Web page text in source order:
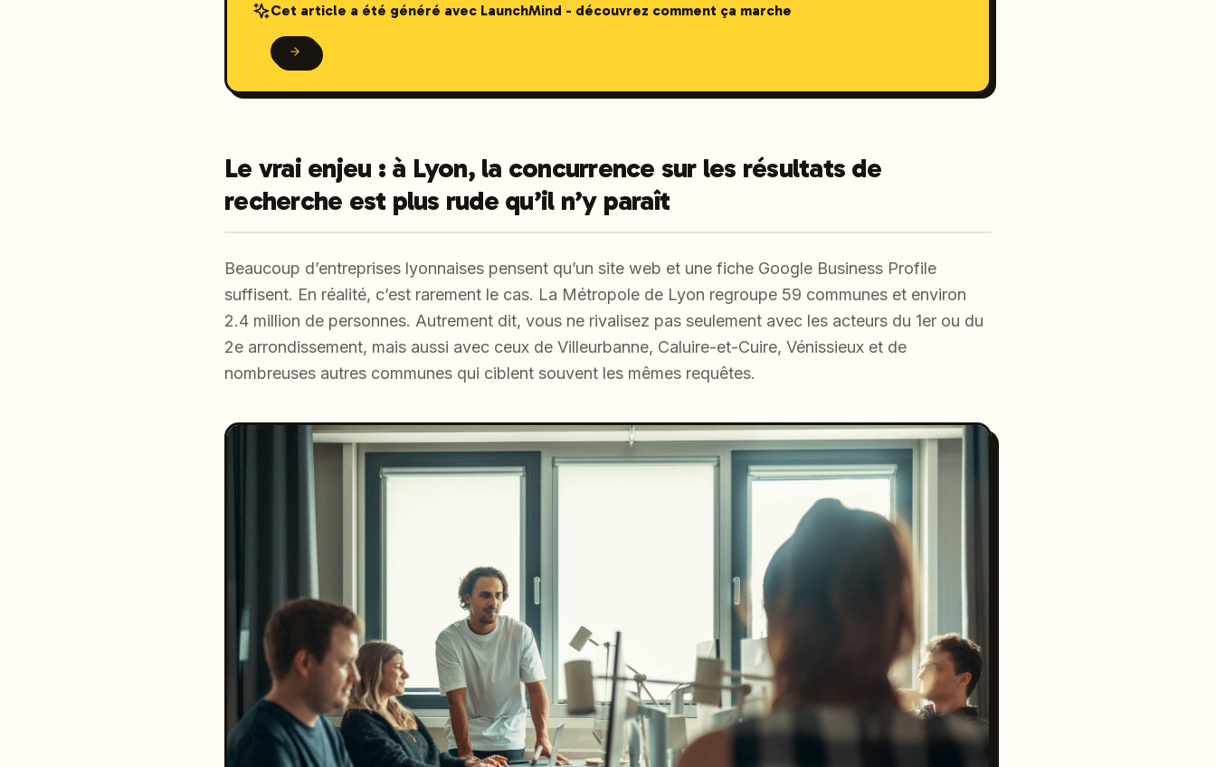
Cet article a été généré avec LaunchMind - découvrez comment ça marche
Le vrai enjeu : à Lyon, la concurrence sur les résultats de
recherche est plus rude qu’il n’y paraît
Beaucoup d’entreprises lyonnaises pensent qu’un site web et une fiche Google Business Profile
suffisent. En réalité, c’est rarement le cas. La Métropole de Lyon regroupe 59 communes et environ
2.4 million de personnes. Autrement dit, vous ne rivalisez pas seulement avec les acteurs du 1er ou du
2e arrondissement, mais aussi avec ceux de Villeurbanne, Caluire-et-Cuire, Vénissieux et de
nombreuses autres communes qui ciblent souvent les mêmes requêtes.